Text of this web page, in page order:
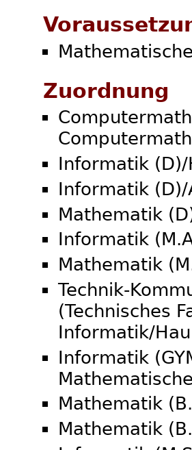
Zuordnung
Informatik
Informatik
Mathematik
Informatik
Mathematik
Technik-
(Technisches
Informatik/
Informatik
Mathematik
Mathematik